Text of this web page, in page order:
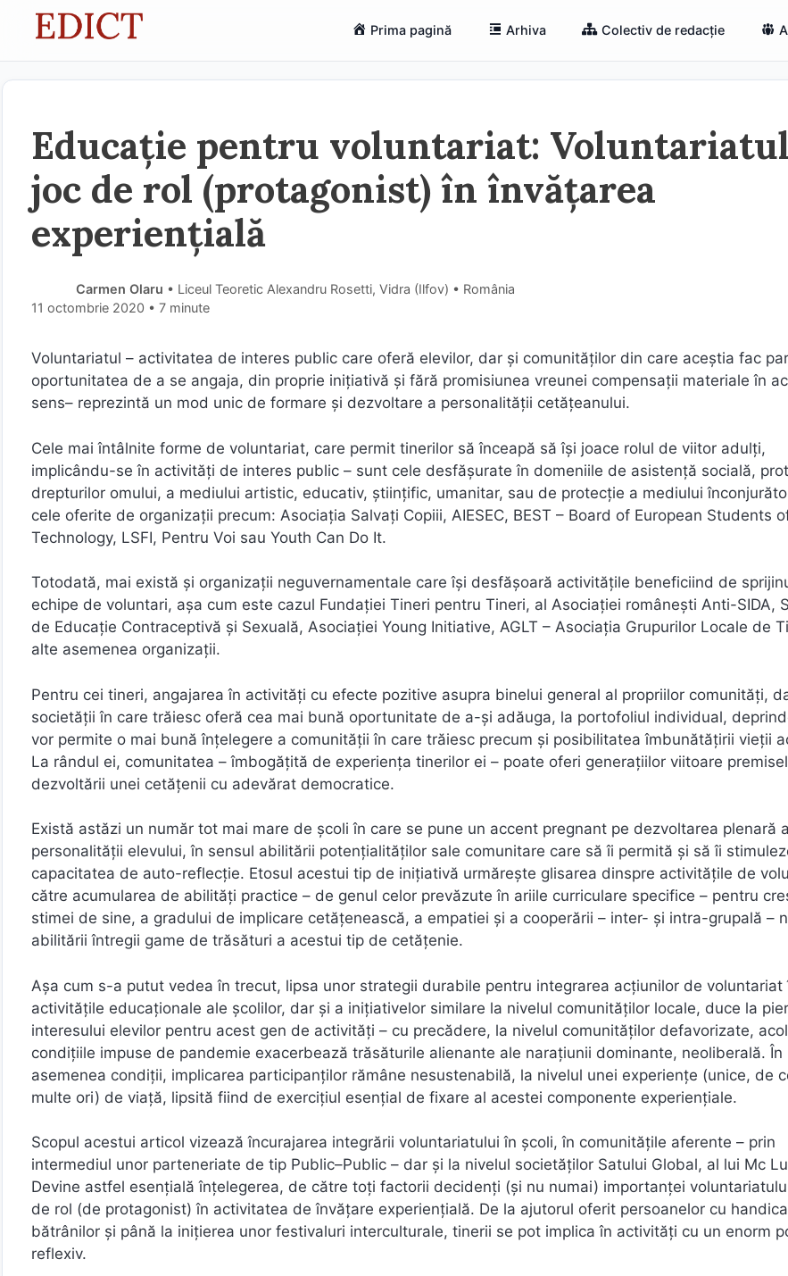
Prima pagină Arhiva Colectiv de redacție
Educație pentru voluntariat:
joc de rol (protagonist) în învățarea
experiențială
Carmen Olaru • Liceul Teoretic Alexandru Rosetti, Vidra (Ilfov) • România
11 octombrie 2020 • 7 minute
Voluntariatul – activitatea de interes public care oferă elevilor, dar și comunităților din care aceștia fac
oportunitatea de a se angaja, din proprie inițiativă și fără promisiunea vreunei compensații materiale în
sens– reprezintă un mod unic de formare și dezvoltare a personalității cetățeanului.
Cele mai întâlnite forme de voluntariat, care permit tinerilor să înceapă să își joace rolul de viitor adulți,
implicându-se în activități de interes public – sunt cele desfășurate în domeniile de asistență socială,
drepturilor omului, a mediului artistic, educativ, științific, umanitar, sau de protecție a mediului
cele oferite de organizații precum: Asociația Salvați Copiii, AIESEC, BEST – Board of European Students
Technology, LSFI, Pentru Voi sau Youth Can Do It.
Totodată, mai există și organizații neguvernamentale care își desfășoară activitățile beneficiind de
echipe de voluntari, așa cum este cazul Fundației Tineri pentru Tineri, al Asociației românești Anti-SIDA,
de Educație Contraceptivă și Sexuală, Asociației Young Initiative, AGLT – Asociația Grupurilor Locale de
alte asemenea organizații.
Pentru cei tineri, angajarea în activități cu efecte pozitive asupra binelui general al propriilor comunități,
societății în care trăiesc oferă cea mai bună oportunitate de a-și adăuga, la portofoliul individual,
vor permite o mai bună înțelegere a comunității în care trăiesc precum și posibilitatea îmbunătățirii vieții
La rândul ei, comunitatea – îmbogățită de experiența tinerilor ei – poate oferi generațiilor viitoare
dezvoltării unei cetățenii cu adevărat democratice.
Există astăzi un număr tot mai mare de școli în care se pune un accent pregnant pe dezvoltarea plenară a
personalității elevului, în sensul abilitării potențialităților sale comunitare care să îi permită și să îi
capacitatea de auto-reflecție. Etosul acestui tip de inițiativă urmărește glisarea dinspre activitățile de
către acumularea de abilități practice – de genul celor prevăzute în ariile curriculare specifice – pentru
stimei de sine, a gradului de implicare cetățenească, a empatiei și a cooperării – inter- și intra-grupală –
abilitării întregii game de trăsături a acestui tip de cetățenie.
Așa cum s-a putut vedea în trecut, lipsa unor strategii durabile pentru integrarea acțiunilor de voluntariat
activitățile educaționale ale școlilor, dar și a inițiativelor similare la nivelul comunităților locale, duce la
interesului elevilor pentru acest gen de activități – cu precădere, la nivelul comunităților defavorizate,
condițiile impuse de pandemie exacerbează trăsăturile alienante ale narațiunii dominante, neoliberală. În
asemenea condiții, implicarea participanților rămâne nesustenabilă, la nivelul unei experiențe (unice, de
multe ori) de viață, lipsită fiind de exercițiul esențial de fixare al acestei componente experiențiale.
Scopul acestui articol vizează încurajarea integrării voluntariatului în școli, în comunitățile aferente – prin
intermediul unor parteneriate de tip Public–Public – dar și la nivelul societăților Satului Global, al lui Mc
Devine astfel esențială înțelegerea, de către toți factorii decidenți (și nu numai) importanței
de rol (de protagonist) în activitatea de învățare experiențială. De la ajutorul oferit persoanelor cu
bătrânilor și până la inițierea unor festivaluri interculturale, tinerii se pot implica în activități cu un enorm
reflexiv.